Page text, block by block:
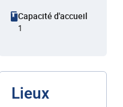
Capacité d'accueil
1
Lieux